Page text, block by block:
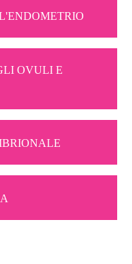
OVULI E